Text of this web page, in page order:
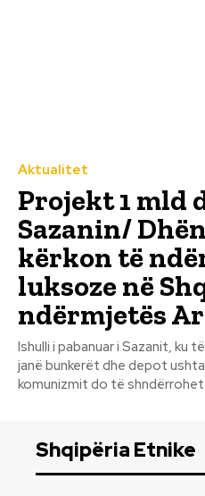
Aktualitet
Projekt 1 mld
Sazanin/
kërkon të
luksoze në
ndërmjetës
Ishulli i pabanuar i Sazanit, ku
janë bunkerët dhe depot
komunizmit do të shndërrohet
Shqipëria Etnike